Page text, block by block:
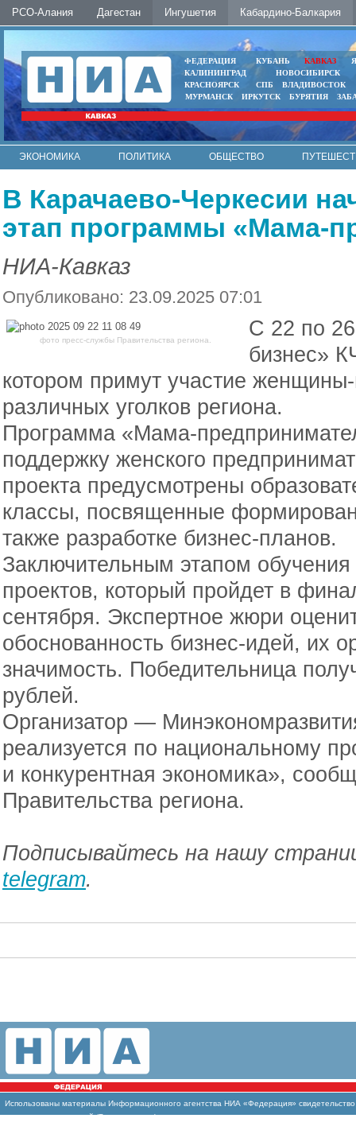
РСО-Алания Дагестан Ингушетия Кабардино-Балкария
ФЕДЕРАЦИЯ КУБАНЬ КАВКАЗ
КАЛИНИНГРАД
НОВОСИБИРСК
КРАСНОЯРСК
СПБ
ВЛАДИВОСТОК
МУРМАНСК
ИРКУТСК БУРЯТИЯ
ЭКОНОМИКА ПОЛИТИКА ОБЩЕСТВО
В Карачаево-Черкесии
этап программы «Мама-
НИА-Кавказ
Опубликовано: 23.09.2025 07:01
фото пресс-службы Правительства региона.
С 22 по
бизнес»
котором примут участие
различных уголков региона.
Программа «Мама-
поддержку женского
проекта предусмотрены
классы, посвященные
также разработке бизнес-планов.
Заключительным этапом обучения
проектов, который пройдет в
сентября. Экспертное жюри
обоснованность бизнес-идей, их
значимость. Победительница
рублей.
Организатор —
реализуется по национальному
и конкурентная экономика»,
Правительства региона.
Подписывайтесь на нашу
telegram.
Использованы материалы Информационного агентства НИА «Федерация»
массовых коммуникаций (Роскомнадзор)